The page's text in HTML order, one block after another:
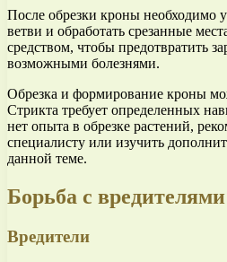
После обрезки кроны необходимо
ветви и обработать срезанные
средством, чтобы предотвратить
возможными болезнями.
Обрезка и формирование кроны
Стрикта требует определенных
нет опыта в обрезке растений,
специалисту или изучить
данной теме.
Борьба с
Вредители